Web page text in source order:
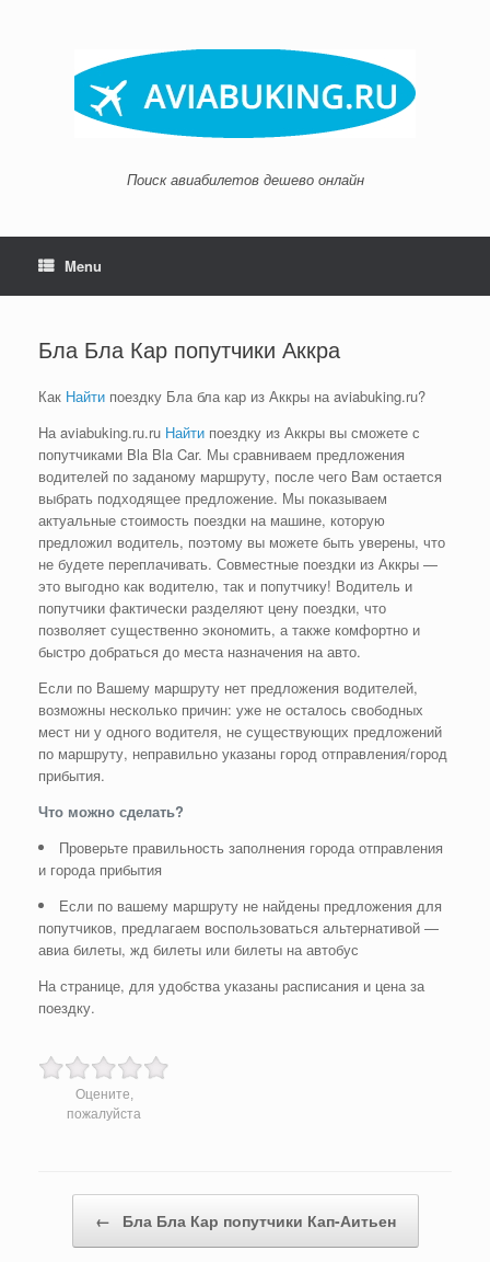
Поиск авиабилетов дешево онлайн
Menu
Бла Бла Кар попутчики Аккра
Как Найти поездку Бла бла кар из Аккры на aviabuking.ru?
На aviabuking.ru.ru Найти поездку из Аккры вы сможете с
попутчиками Bla Bla Car. Мы сравниваем предложения
водителей по заданому маршруту, после чего Вам остается
выбрать подходящее предложение. Мы показываем
актуальные стоимость поездки на машине, которую
предложил водитель, поэтому вы можете быть уверены, что
не будете переплачивать. Совместные поездки из Аккры —
это выгодно как водителю, так и попутчику! Водитель и
попутчики фактически разделяют цену поездки, что
позволяет существенно экономить, а также комфортно и
быстро добраться до места назначения на авто.
Если по Вашему маршруту нет предложения водителей,
возможны несколько причин: уже не осталось свободных
мест ни у одного водителя, не существующих предложений
по маршруту, неправильно указаны город отправления/город
прибытия.
Что можно сделать?
Проверьте правильность заполнения города отправления
и города прибытия
Если по вашему маршруту не найдены предложения для
попутчиков, предлагаем воспользоваться альтернативой —
авиа билеты, жд билеты или билеты на автобус
На странице, для удобства указаны расписания и цена за
поездку.
Оцените,
пожалуйста
Post navigation
← Бла Бла Кар попутчики Кап-Аитьен